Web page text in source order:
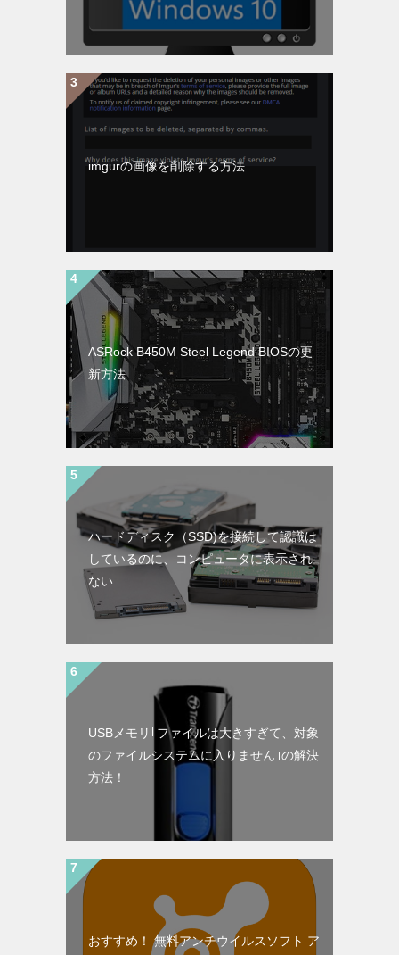
imgurの画像を削除する方法
ASRock B450M Steel Legend BIOSの更
新方法
ハードディスク（SSD)を接続して認識は
しているのに、コンピュータに表示され
ない
USBメモリ｢ファイルは大きすぎて、対象
のファイルシステムに入りません｣の解決
方法！
おすすめ！ 無料アンチウイルスソフト ア